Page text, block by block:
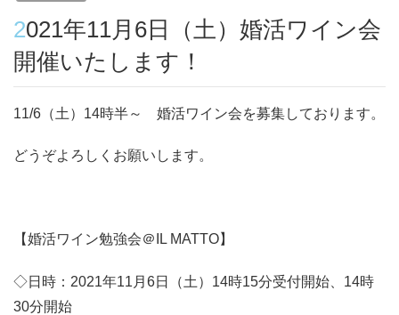
2021年11月6日（土）婚活ワイン会
開催いたします！
11/6（土）14時半～ 婚活ワイン会を募集しております。
どうぞよろしくお願いします。
【婚活ワイン勉強会＠IL MATTO】
◇日時：2021年11月6日（土）14時15分受付開始、14時
30分開始